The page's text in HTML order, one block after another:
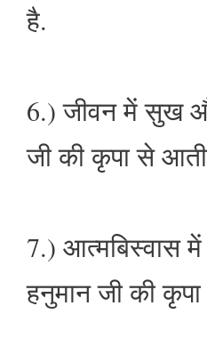
है.
6.) जीवन में सुख
जी की कृपा से
7.) आत्मबिस्वास में
हनुमान जी की कृपा